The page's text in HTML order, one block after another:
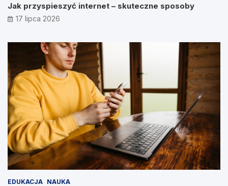
Jak przyspieszyć internet – skuteczne sposoby
17 lipca 2026
EDUKACJA NAUKA